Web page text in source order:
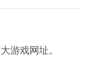
雄联盟相关的
游戏网址。